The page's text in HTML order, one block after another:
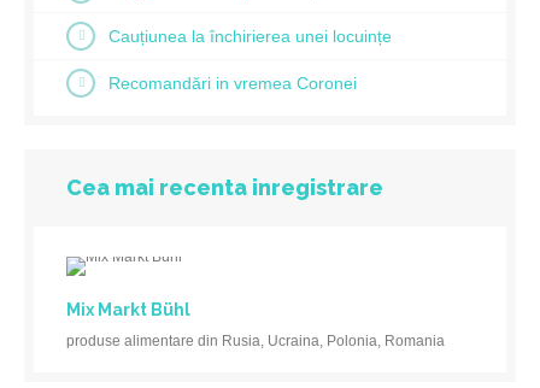
Cauțiunea la închirierea unei locuințe
Recomandări in vremea Coronei
Cea mai recenta inregistrare
Mix Markt Bühl
produse alimentare din Rusia, Ucraina, Polonia, Romania